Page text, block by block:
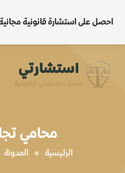
احصل على استشارة قانونية مجانية
محامي
الرئيسية » المدونة